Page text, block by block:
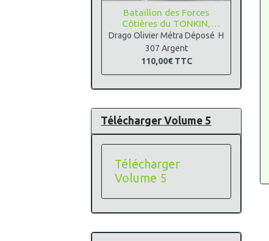
Bataillon des Forces
Côtières du TONKIN,
Argent
Drago Olivier Métra Déposé H
307 Argent
110,00€ TTC
Télécharger Volume 5
Télécharger
Volume 5